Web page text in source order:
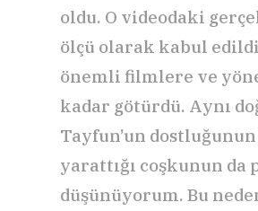
oldu. O videodaki
ölçü olarak kabul
önemli filmlere ve
kadar götürdü. Aynı
Tayfun’un
yarattığı coşkunun da
düşünüyorum. Bu